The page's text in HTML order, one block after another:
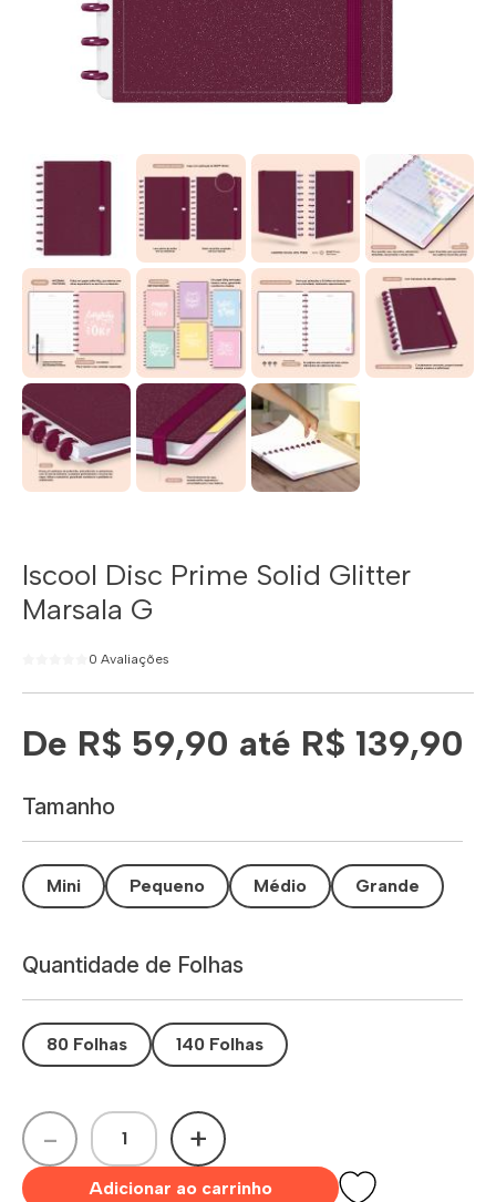
Iscool Disc Prime Solid Glitter
Marsala G
0 Avaliações
De R$ 59,90 até R$ 139,90
Tamanho
Mini Pequeno Médio Grande
Quantidade de Folhas
80 Folhas 140 Folhas
- +
Adicionar ao carrinho